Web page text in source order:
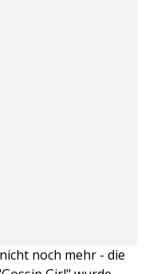
noch mehr - die